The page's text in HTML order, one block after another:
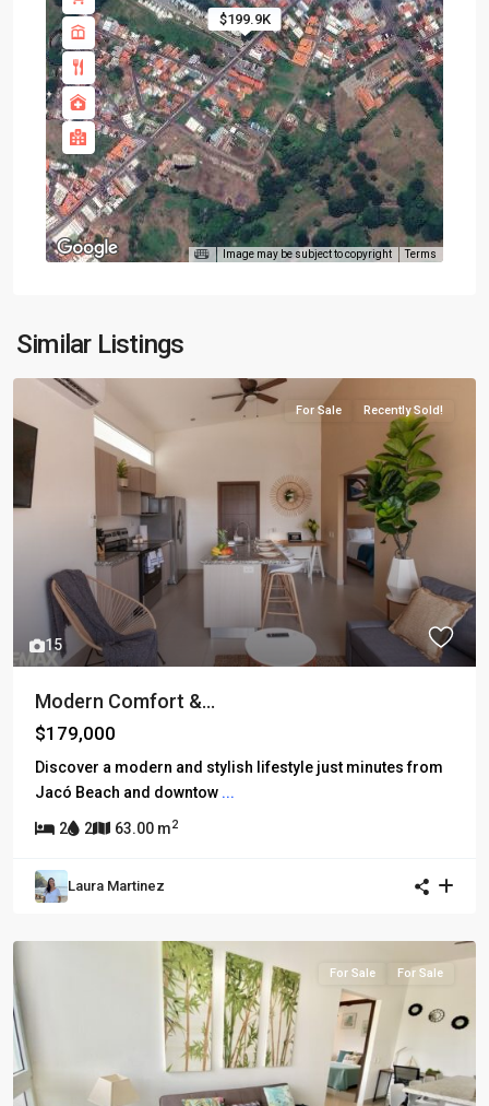
$199.9K
Image may be subject to copyright Terms
Similar Listings
15
For Sale Recently Sold!
Modern Comfort &...
$179,000
Discover a modern and stylish lifestyle just minutes from
Jacó Beach and downtow ...
2 2 63.00 m2
Laura Martinez
For Sale For Sale